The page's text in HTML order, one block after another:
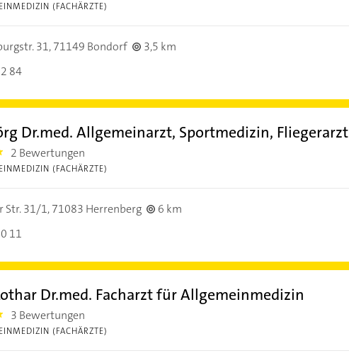
(FACHÄRZTE)
31,71149 Bondorf
3,5 km
84
Dr.med. Allgemeinarzt, Sportmedizin, Fliegerarzt
2 Bewertungen
(FACHÄRZTE)
Str. 31/1,71083 Herrenberg
6 km
11
Dr.med. Facharzt für Allgemeinmedizin
3 Bewertungen
(FACHÄRZTE)